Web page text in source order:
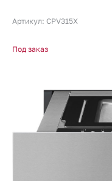
Артикул: CPV315X
Под заказ